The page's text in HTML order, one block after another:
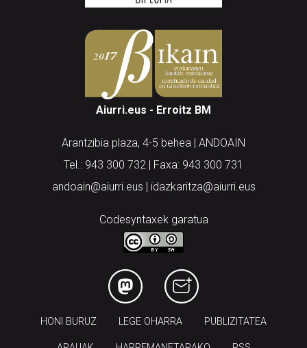
Aiurri.eus - Erroitz BM
Arantzibia plaza, 4-5 behea | ANDOAIN
Tel.: 943 300 732 | Faxa: 943 300 731
andoain@aiurri.eus | idazkaritza@aiurri.eus
Codesyntaxek garatua
HONI BURUZ LEGE OHARRA PUBLIZITATEA